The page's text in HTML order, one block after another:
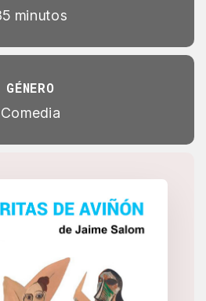
minutos
GÉNERO
Comedia